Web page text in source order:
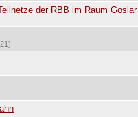
der RBB im Raum Goslar